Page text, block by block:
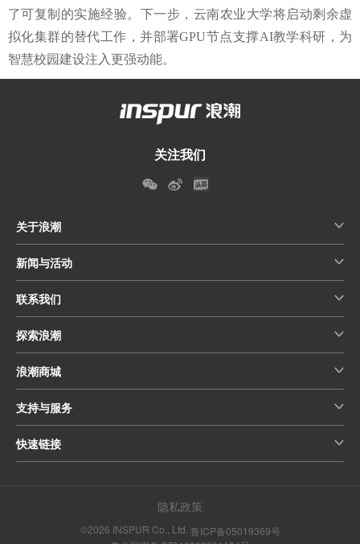
了可复制的实施经验。下一步，云南农业大学将启动剩余虚
拟化集群的替代工作，并部署GPU节点支撑AI教学科研，为
智慧校园建设注入更强动能。
关注我们
关于浪潮
新闻与活动
联系我们
探索浪潮
浪潮商城
支持与服务
快速链接
隐私政策
©2026 INSPUR Co., Ltd. 鲁ICP备05019369号